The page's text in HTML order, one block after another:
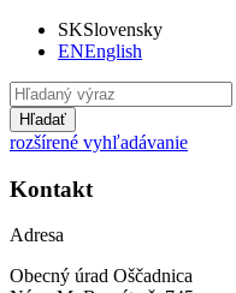
SKSlovensky
ENEnglish
Hľadať
rozšírené vyhľadávanie
Kontakt
Adresa
Obecný úrad Oščadnica